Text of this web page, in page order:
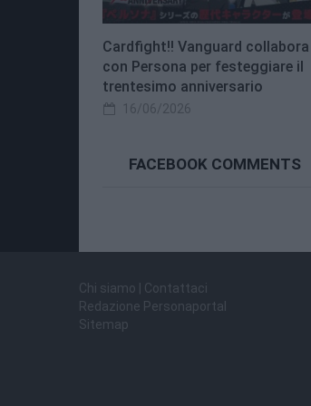
Cardfight!! Vanguard collabora
con Persona per festeggiare il
trentesimo anniversario
16/06/2026
FACEBOOK COMMENTS
Chi siamo | Contattaci
Redazione Personaportal
Sitemap